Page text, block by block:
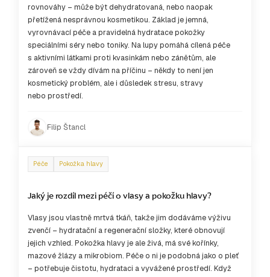
rovnováhy – může být dehydratovaná, nebo naopak
přetížená nesprávnou kosmetikou. Základ je jemná,
vyrovnávací péče a pravidelná hydratace pokožky
speciálními séry nebo toniky. Na lupy pomáhá cílená péče
s aktivními látkami proti kvasinkám nebo zánětům, ale
zároveň se vždy dívám na příčinu – někdy to není jen
kosmetický problém, ale i důsledek stresu, stravy
nebo prostředí.
Filip Štancl
Péče Pokožka hlavy
Jaký je rozdíl mezi péčí o vlasy a pokožku hlavy?
Vlasy jsou vlastně mrtvá tkáň, takže jim dodáváme výživu
zvenčí – hydratační a regenerační složky, které obnovují
jejich vzhled. Pokožka hlavy je ale živá, má své kořínky,
mazové žlázy a mikrobiom. Péče o ni je podobná jako o pleť
– potřebuje čistotu, hydrataci a vyvážené prostředí. Když